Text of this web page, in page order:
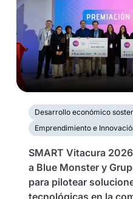
Desarrollo económico
Emprendimiento e
SMART Vitacura
a Blue Monster y
para pilotear
tecnológicas en la